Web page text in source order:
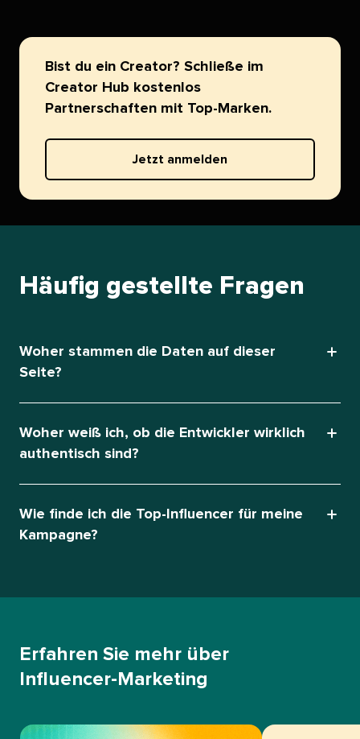
Bist du ein Creator? Schließe im
Creator Hub kostenlos
Partnerschaften mit Top-Marken.​​
Jetzt anmelden​​
Häufig gestellte Fragen​​
Woher stammen die Daten auf dieser
Seite?​​
Woher weiß ich, ob die Entwickler wirklich
authentisch sind?​​
Wie finde ich die Top-Influencer für meine
Kampagne?​​
Erfahren Sie mehr über
Influencer-Marketing​​